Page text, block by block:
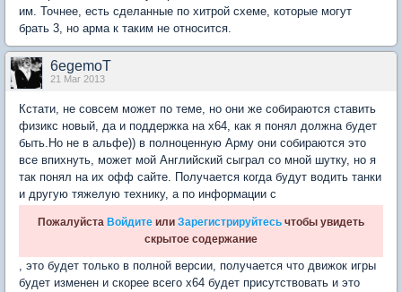
им. Точнее, есть сделанные по хитрой схеме, которые могут
брать 3, но арма к таким не относится.
6egemoT
21 Mar 2013
Кстати, не совсем может по теме, но они же собираются ставить
физикс новый, да и поддержка на х64, как я понял должна будет
быть.Но не в альфе)) в полноценную Арму они собираются это
все впихнуть, может мой Английский сыграл со мной шутку, но я
так понял на их офф сайте. Получается когда будут водить танки
и другую тяжелую технику, а по информации с
Пожалуйста Войдите или Зарегистрируйтесь чтобы увидеть
скрытое содержание
, это будет только в полной версии, получается что движок игры
будет изменен и скорее всего х64 будет присутствовать и это